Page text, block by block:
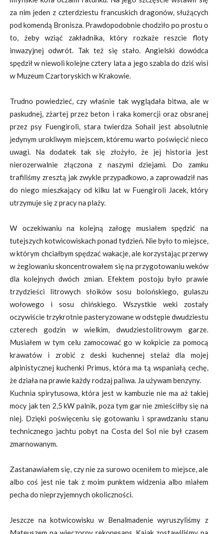
za nim jeden z czterdziestu francuskich dragonów, służących
pod komendą Bronisza. Prawdopodobnie chodziło po prostu o
to, żeby wziąć zakładnika, który rozkaże reszcie floty
inwazyjnej odwrót. Tak też się stało. Angielski dowódca
spędził w niewoli kolejne cztery lata a jego szabla do dziś wisi
w Muzeum Czartoryskich w Krakowie.
Trudno powiedzieć, czy właśnie tak wyglądała bitwa, ale w
paskudnej, zżartej przez beton i raka komercji oraz obsranej
przez psy Fuengiroli, stara twierdza Sohail jest absolutnie
jedynym urokliwym miejscem, któremu warto poświęcić nieco
uwagi. Na dodatek tak się złożyło, że jej historia jest
nierozerwalnie złączona z naszymi dziejami. Do zamku
trafiliśmy zresztą jak zwykle przypadkowo, a zaprowadził nas
do niego mieszkający od kilku lat w Fuengiroli Jacek, który
utrzymuje się z pracy na plaży.
W oczekiwaniu na kolejną załogę musiałem spędzić na
tutejszych kotwicowiskach ponad tydzień. Nie było to miejsce,
w którym chciałbym spędzać wakacje, ale korzystając przerwy
w żeglowaniu skoncentrowałem się na przygotowaniu weków
dla kolejnych dwóch zmian. Efektem postoju było prawie
trzydzieści litrowych słoików sosu bolońskiego, gulaszu
wołowego i sosu chińskiego. Wszystkie weki zostały
oczywiście trzykrotnie pasteryzowane w odstępie dwudziestu
czterech godzin w wielkim, dwudziestolitrowym garze.
Musiałem w tym celu zamocować go w kokpicie za pomocą
krawatów i zrobić z deski kuchennej stelaż dla mojej
alpinistycznej kuchenki Primus, która ma tą wspaniałą cechę,
że działa na prawie każdy rodzaj paliwa. Ja używam benzyny.
Kuchnia spirytusowa, która jest w kambuzie nie ma aż takiej
mocy jak ten 2,5 kW palnik, poza tym gar nie zmieściłby się na
niej. Dzięki poświęceniu się gotowaniu i sprawdzaniu stanu
technicznego jachtu pobyt na Costa del Sol nie był czasem
zmarnowanym.
Zastanawiałem się, czy nie za surowo oceniłem to miejsce, ale
albo coś jest nie tak z moim punktem widzenia albo miałem
pecha do nieprzyjemnych okoliczności.
Jeszcze na kotwicowisku w Benalmadenie wyruszyliśmy z